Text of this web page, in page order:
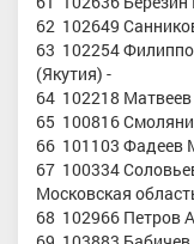
62 102649
63 102254
(Якутия) -
64 102218
65 100816
66 101103 Фадеев
67 100334
Московская
68 102966 Петров